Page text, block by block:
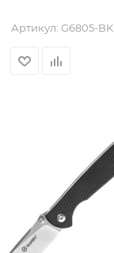
Артикул: G6805-BK